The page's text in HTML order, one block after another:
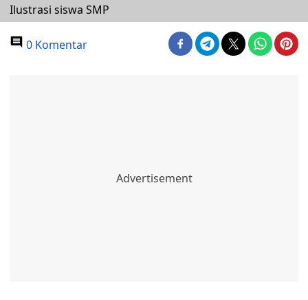
Ilustrasi siswa SMP
0 Komentar